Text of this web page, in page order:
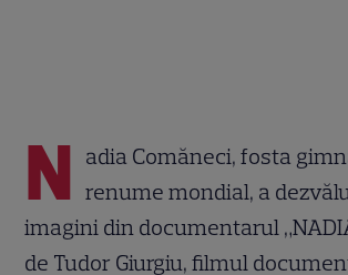
N adia Comăneci, fosta
renume mondial, a
imagini din documentarul
de Tudor Giurgiu, filmul